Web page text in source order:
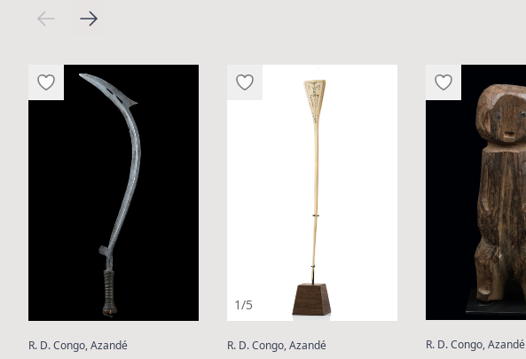
R. D. Congo, Azandé:
1/5
R. D. Congo, Azandé: R. D. Congo, Azandé: